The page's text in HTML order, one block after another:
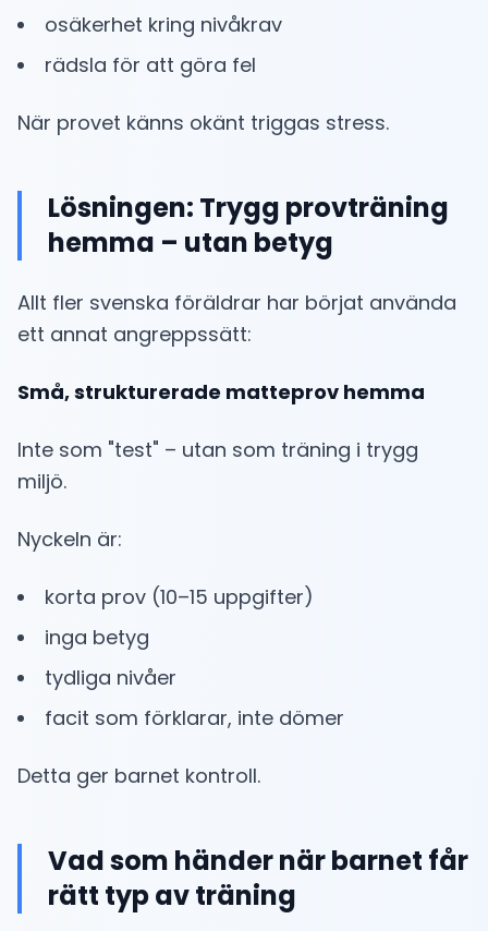
osäkerhet kring nivåkrav
rädsla för att göra fel
När provet känns okänt triggas stress.
Lösningen: Trygg provträning
hemma – utan betyg
Allt fler svenska föräldrar har börjat använda
ett annat angreppssätt:
Små, strukturerade matteprov hemma
Inte som "test" – utan som träning i trygg
miljö.
Nyckeln är:
korta prov (10–15 uppgifter)
inga betyg
tydliga nivåer
facit som förklarar, inte dömer
Detta ger barnet kontroll.
Vad som händer när barnet får
rätt typ av träning